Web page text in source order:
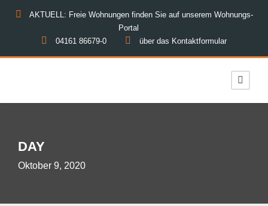
AKTUELL: Freie Wohnungen finden Sie auf unserem Wohnungs-
Portal
04161 86679-0
über das Kontaktformular
DAY
Oktober 9, 2020